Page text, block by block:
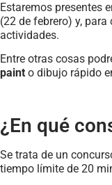
Estaremos presentes
(22 de febrero) y,
actividades.
Entre otras cosas
paint o dibujo rápido
¿En qué
Se trata de un
tiempo límite de 20